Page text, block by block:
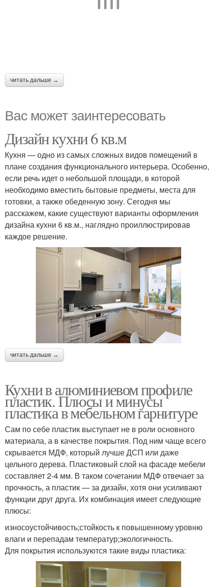
читать дальше →
Вас может заинтересовать
Дизайн кухни 6 кв.м
Кухня — одно из самых сложных видов помещений в
плане создания функционального интерьера. Особенно,
если речь идет о небольшой площади, в которой
необходимо вместить бытовые предметы, места для
готовки, а также обеденную зону. Сегодня мы
расскажем, какие существуют варианты оформления
дизайна кухни 6 кв.м., наглядно проиллюстрировав
каждое решение.
читать дальше →
Кухни в алюминиевом профиле
пластик. Плюсы и минусы
пластика в мебельном гарнитуре
Сам по себе пластик выступает не в роли основного
материала, а в качестве покрытия. Под ним чаще всего
скрывается МДФ, который лучше ДСП или даже
цельного дерева. Пластиковый слой на фасаде мебели
составляет 2-4 мм. В таком сочетании МДФ отвечает за
прочность, а пластик — за дизайн, хотя они усиливают
функции друг друга. Их комбинация имеет следующие
плюсы:
износоустойчивость;стойкость к повышенному уровню
влаги и перепадам температур;экологичность.
Для покрытия используются такие виды пластика: